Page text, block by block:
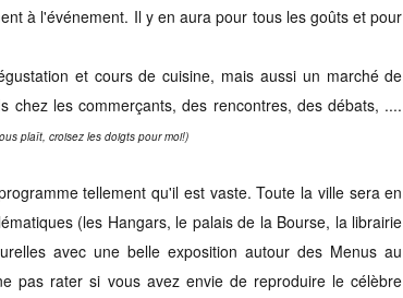
à l'événement. Il y en aura pour tous les goûts et pour
et cours de cuisine, mais aussi un marché de
chez les commerçants, des rencontres, des débats, ....
plaît, croisez les doigts pour moi!)
tellement qu'il est vaste. Toute la ville sera en
(les Hangars, le palais de la Bourse, la librairie
avec une belle exposition autour des Menus au
pas rater si vous avez envie de reproduire le célèbre